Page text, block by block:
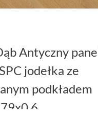
Antyczny
jodełka ze
podkładem